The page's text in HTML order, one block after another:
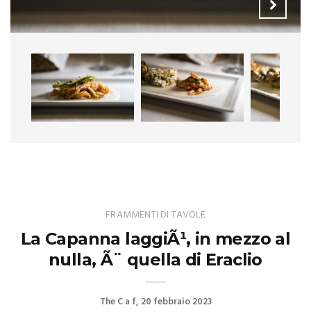
FRAMMENTI DI TAVOLE
La Capanna laggiÃ¹, in mezzo al
nulla, Ã¨ quella di Eraclio
The C a f 20 febbraio 2023